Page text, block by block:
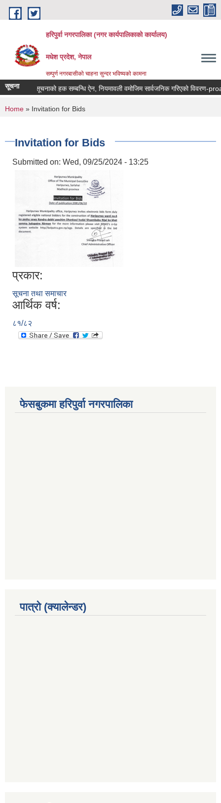
Skip to main content
हरिपुर्वा नगरपालिका (नगर कार्यपालिकाको कार्यालय)
मधेश प्रदेश, नेपाल
सम्पुर्ण नगरबासीको चाहना सुन्दर भविष्यको कामना
सूचना सूचनाको हक सम्बन्धि ऐन, नियमावली वमोजिम सार्वजनिक गरिएको विवरण-
You are here
Home » Invitation for Bids
Invitation for Bids
Submitted on: Wed, 09/25/2024 - 13:25
प्रकार:
सूचना तथा समाचार
आर्थिक वर्ष:
८१/८२
फेसबुकमा हरिपुर्वा नगरपालिका
पात्रो (क्यालेन्डर)